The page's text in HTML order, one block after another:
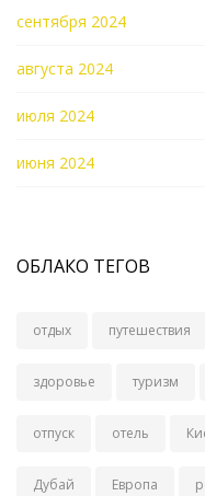
сентября 2024
августа 2024
июля 2024
июня 2024
ОБЛАКО ТЕГОВ
отдых путешествия
здоровье туризм
отпуск отель
Дубай Европа